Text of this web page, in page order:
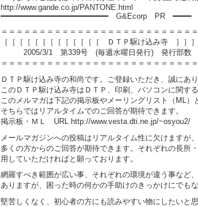
http://www.gande.co.jp/PANTONE.html
━━━━━━━━━━━━━━━━━━━━━━━ G&Ecorp PR ━━━━
＝＝＝＝＝＝＝＝＝＝＝＝＝＝＝＝＝＝＝＝＝＝＝＝＝
［［［［［［［［［［［［［ ＤＴＰ駆け込み寺 ］］］
2005/3/1 第339号 (毎週水曜日発行) 発行部数
＝＝＝＝＝＝＝＝＝＝＝＝＝＝＝＝＝＝＝＝＝＝＝＝＝
ＤＴＰ駆け込み寺の和尚です。ご登録いただき、誠にあ
このＤＴＰ駆け込み寺はＤＴＰ、印刷、パソコンに関す
このメルマガは下記の掲示板やメーリングリスト（ML）
そちらではリアルタイムでのご回答が期待できます。
掲示板・ＭＬ URL http://www.vesta.dti.ne.jp/~osyou2/
メールマガジンへの投稿はリアルタイム性に欠けますが
多くの方からのご回答が期待できます。それぞれの長所
用していただければと願っております。
網羅すべき範囲が広い事、それぞれの環境が違う事など
ありますが、困った時の何かの手助けのきっかけにでもな
堅苦しくなく、初心者の方にも読みやすい物にしたいと